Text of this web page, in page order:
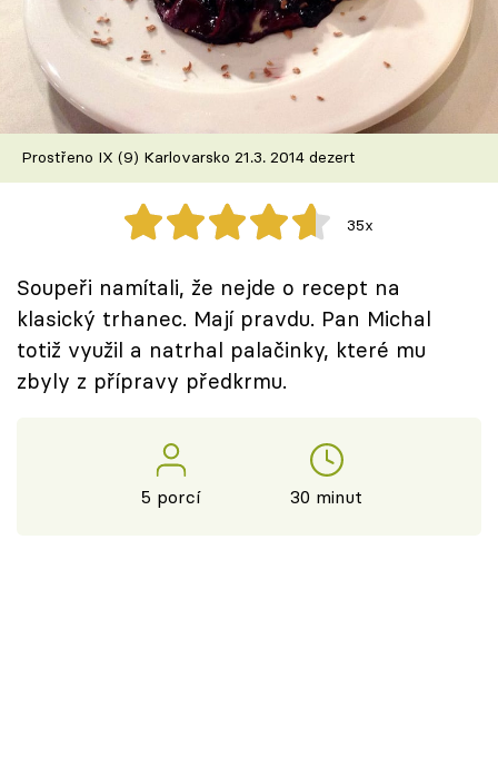
TV Program
Škola vaření
Recepty z TV
Speciál: Cuketa
Sledujte prima+
Přihlášení
Prostřeno IX (9) Karlovarsko 21.3. 2014 dezert
35x
Soupeři namítali, že nejde o recept na
klasický trhanec. Mají pravdu. Pan Michal
totiž využil a natrhal palačinky, které mu
zbyly z přípravy předkrmu.
5 porcí 30 minut